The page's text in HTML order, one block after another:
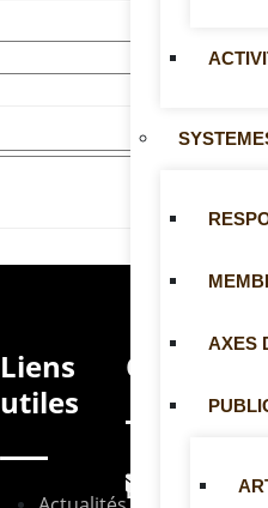
AXES
Liens
utiles
Contacts
Email